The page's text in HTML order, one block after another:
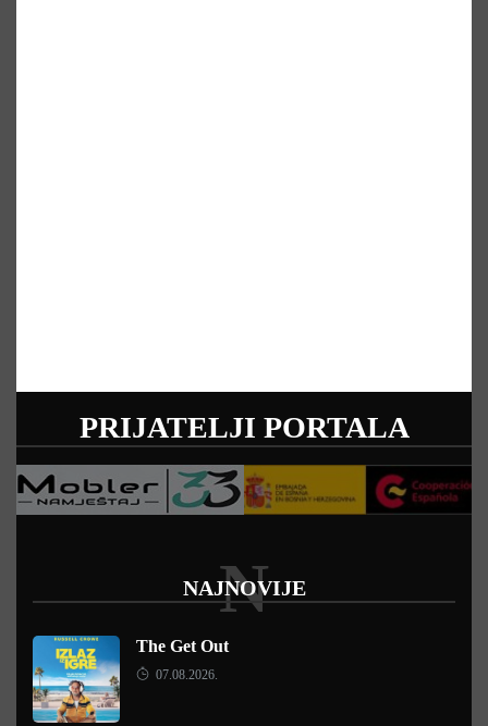
PRIJATELJI PORTALA
NAJNOVIJE
N
The Get Out
07.08.2026.